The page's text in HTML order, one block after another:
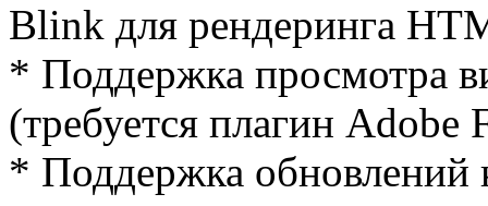
Blink для рендеринга
* Поддержка просмотра
(требуется плагин Adobe
* Поддержка обновлений